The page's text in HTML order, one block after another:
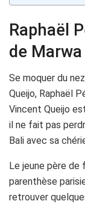
Raphaël
de
Se moquer du
Queijo, Raphaël
Vincent Queijo
il ne fait pas
Bali avec sa
Le jeune père
parenthèse
retrouver